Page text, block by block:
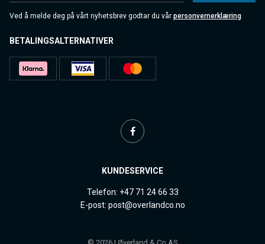
Ved å melde deg på vårt nyhetsbrev godtar du vår personvernerklæring
BETALINGSALTERNATIVER
KUNDESERVICE
Telefon: +47 71 24 66 33
E-post: post@overlandco.no